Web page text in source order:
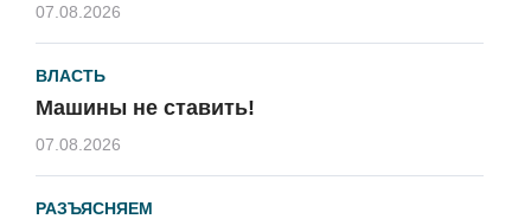
07.08.2026
ВЛАСТЬ
Машины не ставить!
07.08.2026
РАЗЪЯСНЯЕМ